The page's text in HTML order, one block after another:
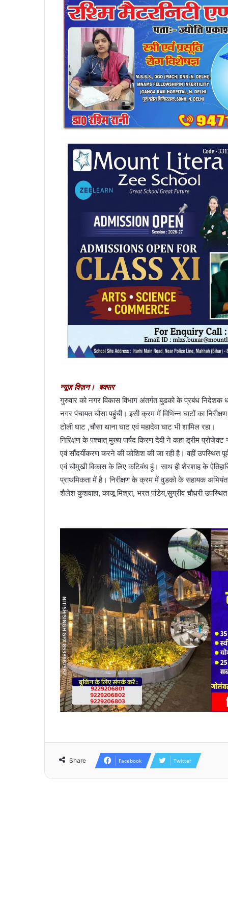
न्यूज़ विज़न। बक्सर
गुरुवार को नगर विकास विभाग अंतर्गत बुडको के प्रबंध निदेशक
नगर पंचायत चौसा पहुंची। इसी क्रम में विभिन्न घाटों का
टोली घाट ,चौसा थाना घाट एवं महादेवा घाट भी शामिल रहा।
निरिक्षण के पश्चात् मुख्य पार्षद किरण देवी ने कहा ड्रीम
एवं सौंदर्यीकरण करने की कोशिश की जा रही है। वहीं उपस्थित
एवं चौमुखी विकास के लिए कटिबंध हूं। साथ ही शेरशाह के
प्राथमिकता में है। निरीक्षण के क्रम में वुडको के सहायक अभियंता
शैलेश कुशवाहा, काजू मिश्रा, भरत पांडेय,सुग्रीव चौधरी
Share Facebook Twitter